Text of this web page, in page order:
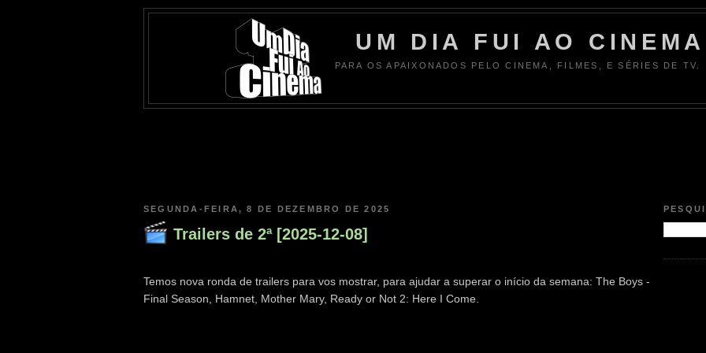
UM DIA FUI AO CINEMA
PARA OS APAIXONADOS PELO CINEMA, FILMES, E SÉRIES DE TV.
SEGUNDA-FEIRA, 8 DE DEZEMBRO DE 2025
Trailers de 2ª [2025-12-08]
Temos nova ronda de trailers para vos mostrar, para ajudar a superar o início da semana: The Boys -
Final Season, Hamnet, Mother Mary, Ready or Not 2: Here I Come.